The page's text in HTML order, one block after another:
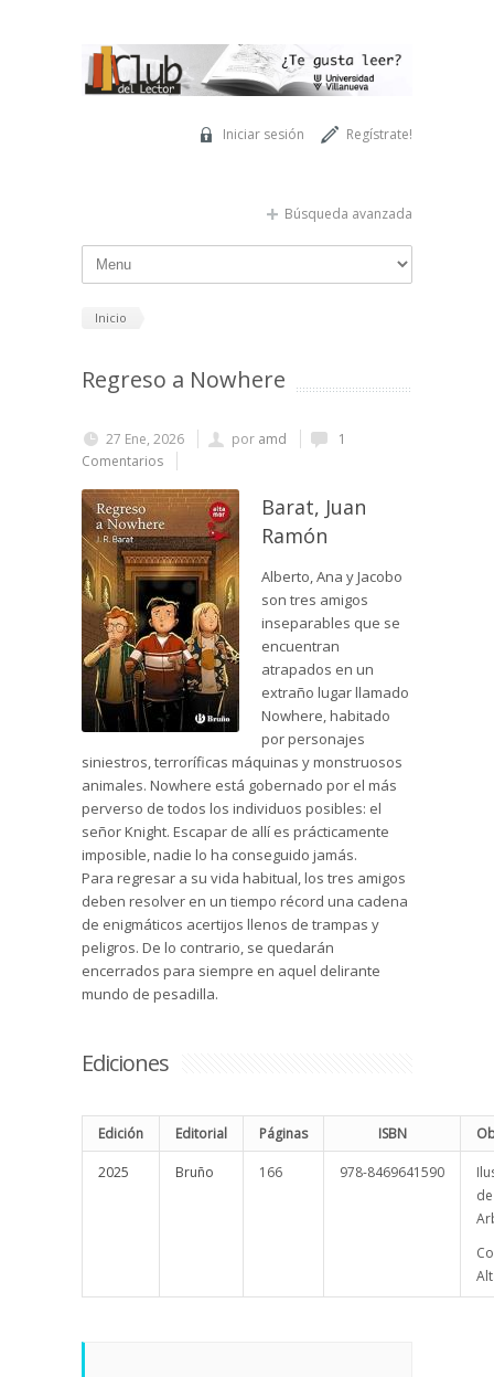
Regístrate!
Iniciar sesión
Búsqueda avanzada
Inicio
Regreso a Nowhere
27 Ene, 2026 por amd
1
Comentarios
Barat, Juan
Ramón
Alberto, Ana y Jacobo
son tres amigos
inseparables que se
encuentran
atrapados en un
extraño lugar llamado
Nowhere, habitado
por personajes
siniestros, terroríficas máquinas y monstruosos
animales. Nowhere está gobernado por el más
perverso de todos los individuos posibles: el
señor Knight. Escapar de allí es prácticamente
imposible, nadie lo ha conseguido jamás.
Para regresar a su vida habitual, los tres amigos
deben resolver en un tiempo récord una cadena
de enigmáticos acertijos llenos de trampas y
peligros. De lo contrario, se quedarán
encerrados para siempre en aquel delirante
mundo de pesadilla.
Ediciones
Edición Editorial Páginas ISBN
2025 Bruño 166 978-8469641590